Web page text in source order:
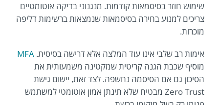
שימוש חוזר בסיסמאות קודמות. מנגנוני בדיקה אוטומטיים
צריכים למנוע בחירה בסיסמאות שנמצאות ברשימות דליפה
מוכרות.
אימות רב שלבי אינו עוד המלצה אלא דרישה בסיסית. MFA
מוסיף שכבת הגנה קריטית שמקטינה משמעותית את
הסיכון גם אם הסיסמה נחשפה. לצד זאת, יישום גישת
Zero Trust מבטיח שלא תינתן אמון אוטומטי למשתמש